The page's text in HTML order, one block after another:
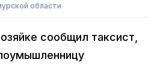
области
сообщил таксист,